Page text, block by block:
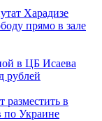
Харадизе
прямо в зале
в ЦБ Исаева
рублей
в
по Украине